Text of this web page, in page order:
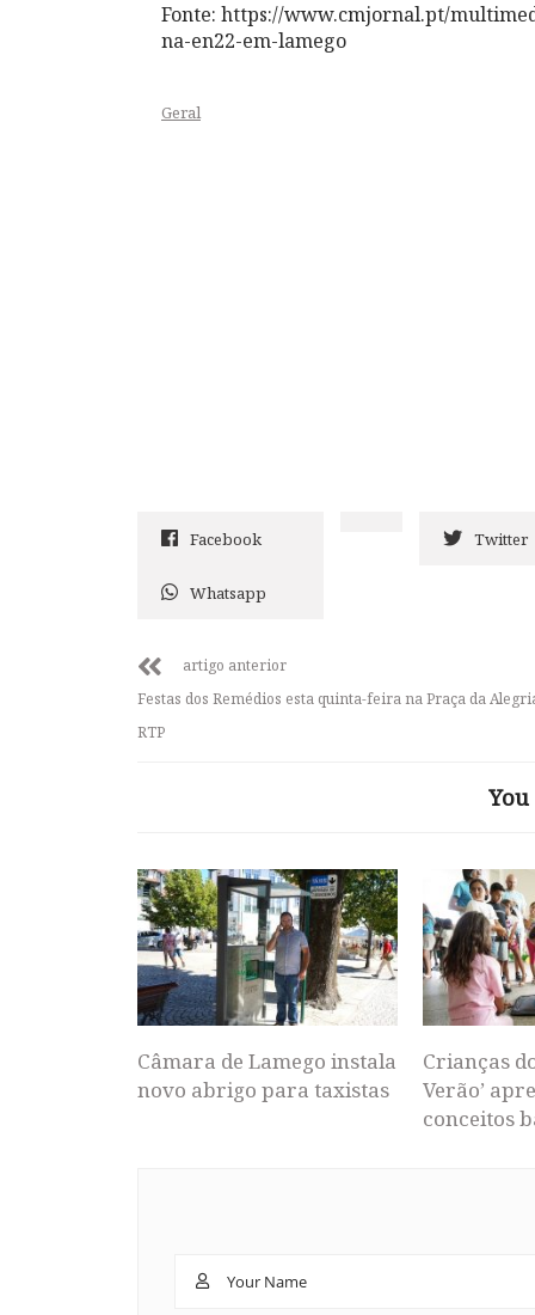
Fonte: https://www.cmjornal.pt/
na-en22-em-lamego
Geral
Facebook Twitter
Whatsapp
artigo anterior
Festas dos Remédios esta quinta-feira na Praça da
RTP
Câmara de Lamego instala
novo abrigo para taxistas
Crianças
Verão’
conceitos